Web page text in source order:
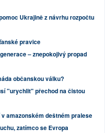
Ukrajině z návrhu rozpočtu
pravice
– znepokojivý propad
občanskou válku?
"urychlit" přechod na čistou
amazonském deštném pralese
zatímco se Evropa